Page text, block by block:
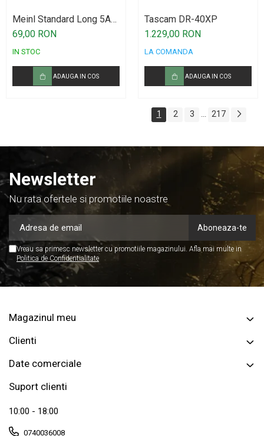
Meinl Standard Long 5A
Drumstick American
Hickory SB103
69,00 RON
IN STOC
ADAUGA IN COS
Tascam DR-40XP
1.229,00 RON
LA COMANDA
ADAUGA IN COS
1 2 3 217
Newsletter
Nu rata ofertele si promotiile noastre
Vreau sa primesc newsletter cu promotiile magazinului. Afla mai multe in
Politica de Confidentialitate
Magazinul meu
Clienti
Date comerciale
Suport clienti
10:00 - 18:00
0740036008